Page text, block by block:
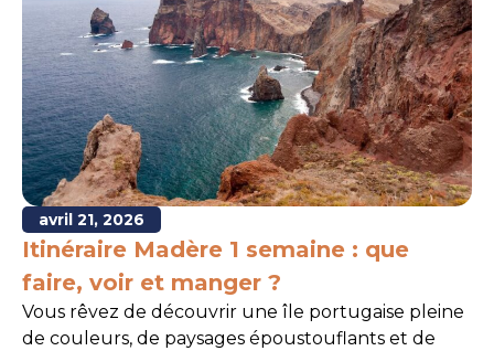
avril 21, 2026
Itinéraire Madère 1 semaine : que
faire, voir et manger ?
Vous rêvez de découvrir une île portugaise pleine
de couleurs, de paysages époustouflants et de